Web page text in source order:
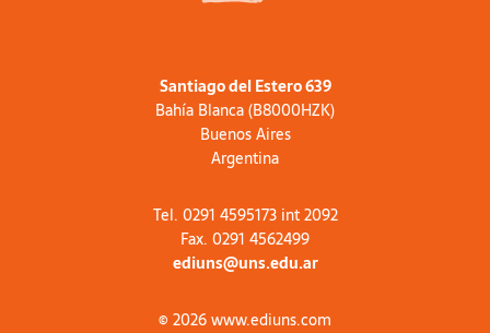
Santiago del Estero 639
Bahía Blanca (B8000HZK)
Buenos Aires
Argentina
Tel. 0291 4595173 int 2092
Fax. 0291 4562499
ediuns@uns.edu.ar
© 2026 www.ediuns.com